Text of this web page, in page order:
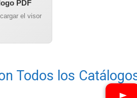
PDF
el visor
Todos los